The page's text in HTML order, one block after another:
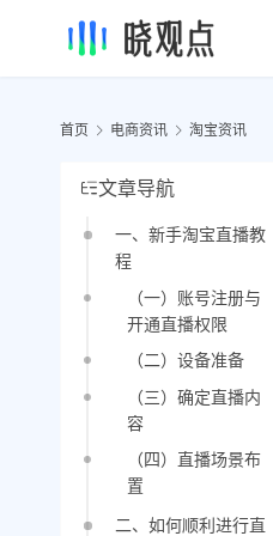
首页 电商资讯 淘宝资讯
文章导航
一、新手淘宝直播教
程
（一）账号注册与
开通直播权限
（二）设备准备
（三）确定直播内
容
（四）直播场景布
置
二、如何顺利进行直